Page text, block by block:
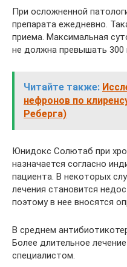
При осложненной
препарата ежедневно.
приема. Максимальная
не должна превышать 300
Читайте также:
нефронов по
Реберга)
Юнидокс Солютаб при
назначается согласно
пациента. В некоторых
лечения становится
поэтому в нее вносятся
В среднем
Более длительное
специалистом.